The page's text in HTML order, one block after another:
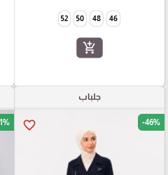
46
48
50
52
add_shopping_cart
جلباب
favorite_border -46%